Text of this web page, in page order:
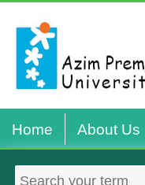
Home About Us